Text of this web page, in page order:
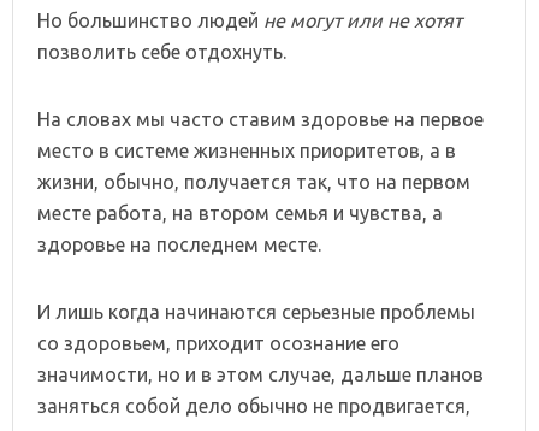
Но большинство людей не могут или не хотят
позволить себе отдохнуть.
На словах мы часто ставим здоровье на первое
место в системе жизненных приоритетов, а в
жизни, обычно, получается так, что на первом
месте работа, на втором семья и чувства, а
здоровье на последнем месте.
И лишь когда начинаются серьезные проблемы
со здоровьем, приходит осознание его
значимости, но и в этом случае, дальше планов
заняться собой дело обычно не продвигается,